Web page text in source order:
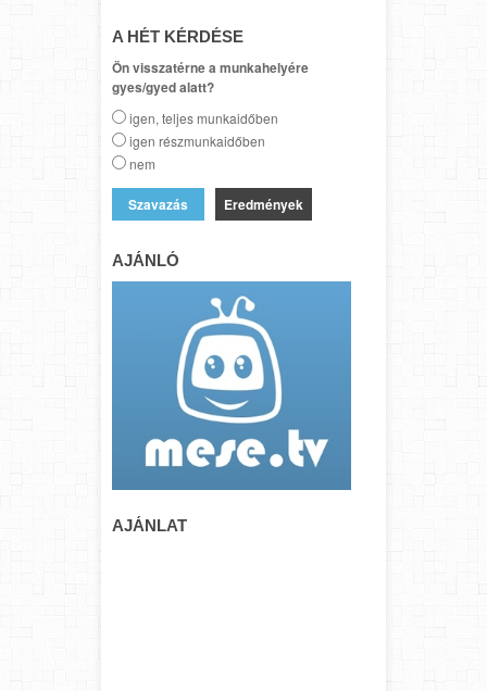
A HÉT KÉRDÉSE
Ön visszatérne a munkahelyére
gyes/gyed alatt?
igen, teljes munkaidőben
igen részmunkaidőben
nem
Eredmények
AJÁNLÓ
AJÁNLAT